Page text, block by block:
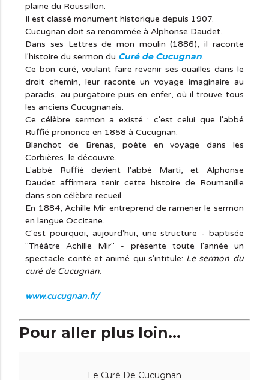
plaine du Roussillon.
Il est classé monument historique depuis 1907.
Cucugnan doit sa renommée à Alphonse Daudet.
Dans ses Lettres de mon moulin (1886), il raconte
l'histoire du sermon du Curé de Cucugnan.
Ce bon curé, voulant faire revenir ses ouailles dans le
droit chemin, leur raconte un voyage imaginaire au
paradis, au purgatoire puis en enfer, où il trouve tous
les anciens Cucugnanais.
Ce célèbre sermon a existé : c'est celui que l'abbé
Ruffié prononce en 1858 à Cucugnan.
Blanchot de Brenas, poète en voyage dans les
Corbières, le découvre.
L'abbé Ruffié devient l'abbé Marti, et Alphonse
Daudet affirmera tenir cette histoire de Roumanille
dans son célèbre recueil.
En 1884, Achille Mir entreprend de ramener le sermon
en langue Occitane.
C'est pourquoi, aujourd'hui, une structure - baptisée
"Théâtre Achille Mir" - présente toute l'année un
spectacle conté et animé qui s'intitule: Le sermon du
curé de Cucugnan.
www.cucugnan.fr/
Pour aller plus loin...
Le Curé De Cucugnan